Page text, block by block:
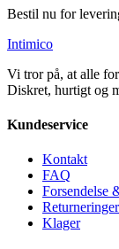
Bestil nu for
Intimico
Vi tror på, at alle
Diskret, hurtigt og
Kundeservice
Kontakt
FAQ
Forsendelse
Returneringer
Klager